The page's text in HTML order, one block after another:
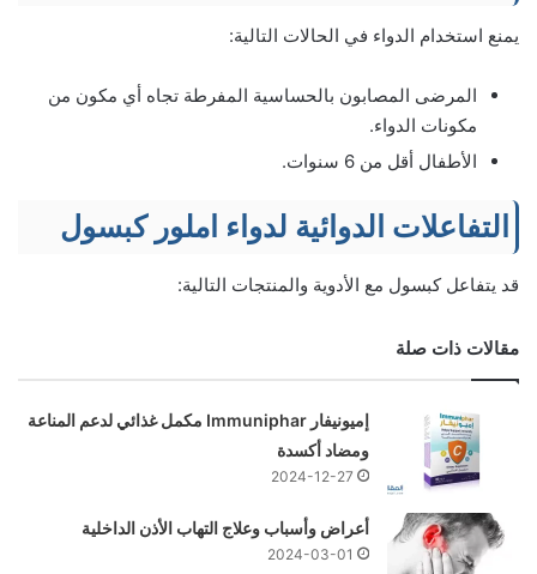
يمنع استخدام الدواء في الحالات التالية:
المرضى المصابون بالحساسية المفرطة تجاه أي مكون من
مكونات الدواء.
الأطفال أقل من 6 سنوات.
التفاعلات الدوائية لدواء املور كبسول
قد يتفاعل كبسول مع الأدوية والمنتجات التالية:
مقالات ذات صلة
إميونيفار Immuniphar مكمل غذائي لدعم المناعة
ومضاد أكسدة
2024-12-27
أعراض وأسباب وعلاج التهاب الأذن الداخلية
2024-03-01